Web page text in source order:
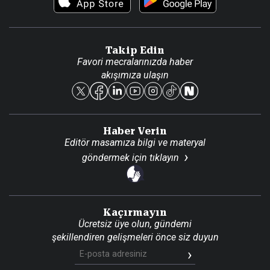
Reklam Ver
Takip Edin
Favori mecralarınızda haber
akışımıza ulaşın
Haber Verin
Editör masamıza bilgi ve materyal
göndermek için tıklayın
Kaçırmayın
Ücretsiz üye olun, gündemi
şekillendiren gelişmeleri önce siz duyun